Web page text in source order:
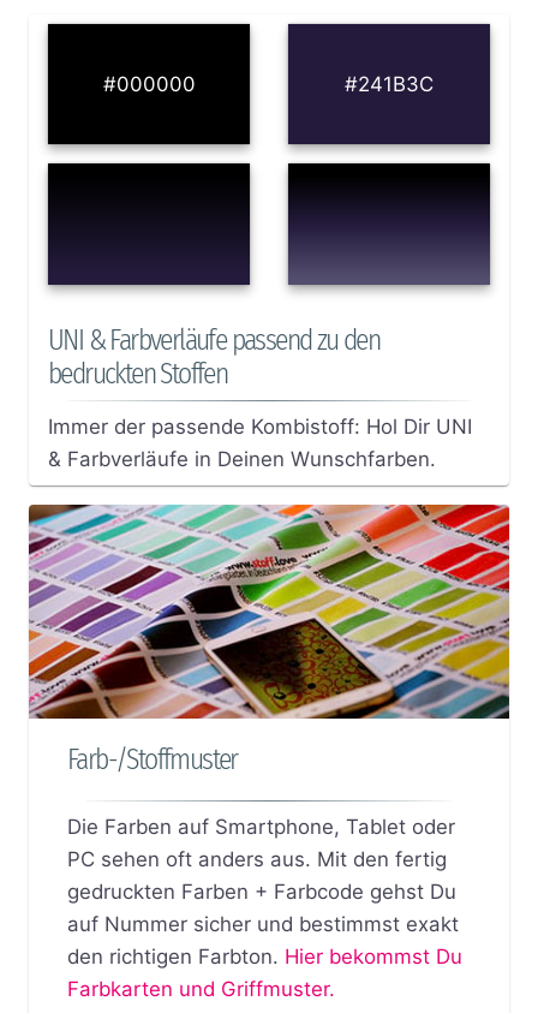
#000000 #241B3C
UNI & Farbverläufe passend zu den
bedruckten Stoffen
Immer der passende Kombistoff: Hol Dir UNI
& Farbverläufe in Deinen Wunschfarben.
Farb-/Stoffmuster
Die Farben auf Smartphone, Tablet oder
PC sehen oft anders aus. Mit den fertig
gedruckten Farben + Farbcode gehst Du
auf Nummer sicher und bestimmst exakt
den richtigen Farbton. Hier bekommst Du
Farbkarten und Griffmuster.